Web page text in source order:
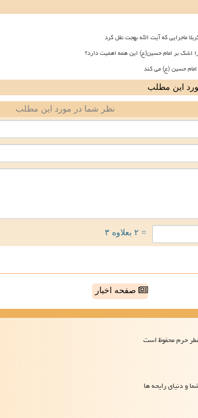
ماجرایی که آیت الله بهجت نقل کرد
اشک بر امام حسین(ع) این همه اهمیت دارد؟
امام حسین (ع) می کند
این مطلب
نظر شما در مورد این مطلب
= ۲ بعلاوه ۳
صفحه اخبار
و دنیای رایحه ها